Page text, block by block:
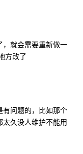
，就会需要重新做一
方改了
有问题的，比如那个
久没人维护不能用